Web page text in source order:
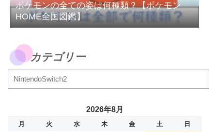
ポケモンの全ての姿は何種類？【ポケモン
HOME全国図鑑】
カテゴリー
2026年8月
月 火 水 木 金 土
日